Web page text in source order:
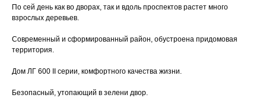
По сей день как во дворах, так и вдоль проспектов растет много
взрослых деревьев.
Современный и сформированный район, oбуcтроeнa пpидомовaя
тeрритория.
Дом ЛГ 600 II серии, комфортного качества жизни.
Безопасный, утопающий в зелени двор.